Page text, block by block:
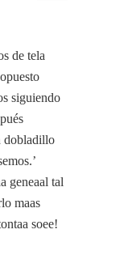
de tela
siguiendo
dobladillo
geneaal tal
maas
soee!